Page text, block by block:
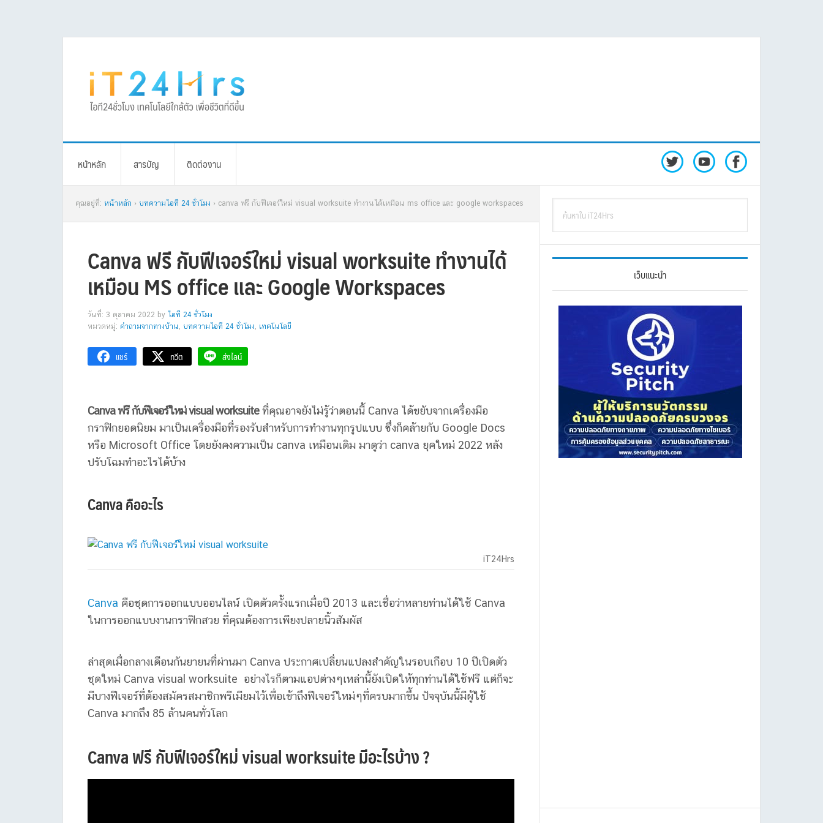
หน้าหลัก สารบัญ ติดต่องาน
คุณอยู่ที่: หน้าหลัก › บทความไอที 24 ชั่วโมง › canva ฟรี กับฟีเจอร์ใหม่ visual worksuite ทำงานได้เหมือน ms office และ google workspaces
Canva ฟรี กับฟีเจอร์ใหม่ visual worksuite ทำงานได้
เหมือน MS office และ Google Workspaces
วันที่: 3 ตุลาคม 2022 by ไอที 24 ชั่วโมง
หมวดหมู่: คำถามจากทางบ้าน, บทความไอที 24 ชั่วโมง, เทคโนโลยี
แชร์ ทวีต ส่งไลน์
Canva ฟรี กับฟีเจอร์ใหม่ visual worksuiteที่คุณอาจยังไม่รู้ว่าตอนนี้ Canva ได้ขยับจากเครื่องมือ
กราฟิกยอดนิยม มาเป็นเครื่องมือท่ี่รองรับสำหรับการทำงานทุกรูปแบบ ซึ่งก็คล้ายกับ Google Docs
หรือ Microsoft Office โดยยังคงความเป็น canva เหมือนเดิม มาดูว่า canva ยุคใหม่ 2022 หลัง
ปรับโฉมทำอะไรได้บ้าง
Canva คืออะไร
iT24Hrs
Canva คือชุดการออกแบบออนไลน์ เปิดตัวครั้งแรกเมื่อปี 2013 และเชื่อว่าหลายท่านได้ใช้ Canva
ในการออกแบบงานกราฟิกสวย ที่คุณต้องการเพียงปลายนิ้วสัมผัส
ล่าสุดเมื่อกลางเดือนกันยายนที่ผ่านมา Canva ประกาศเปลี่ยนแปลงสำคัญในรอบเกือบ 10 ปีเปิดตัว
ชุดใหม่ Canva visual worksuite อย่างไรก็ตามแอปต่างๆเหล่านี้ยังเปิดให้ทุกท่านได้ใช้ฟรี แต่ก็จะ
มีบางฟีเจอร์ที่ต้องสมัครสมาชิกพรีเมียมไว้เพื่อเข้าถึงฟีเจอร์ใหม่ๆที่ครบมากขึ้น ปัจจุบันนี้มีผู้ใช้
Canva มากถึง 85 ล้านคนทั่วโลก
Canva ฟรี กับฟีเจอร์ใหม่ visual worksuite มีอะไรบ้าง ?
Primary
Sidebar
iT24Hrs
เว็บแนะนำ